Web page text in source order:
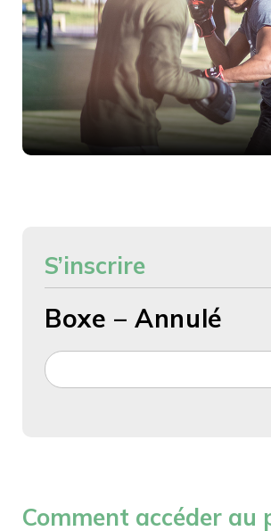
S’inscrire
Boxe – Annulé
Comment accéder au